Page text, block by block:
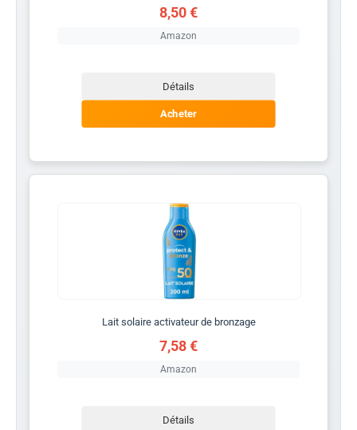
8,50 €
Amazon
Détails
Acheter
Lait solaire activateur de bronzage
7,58 €
Amazon
Détails